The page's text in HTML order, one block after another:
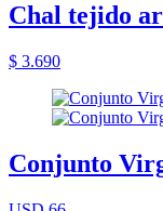
Chal tejido
$ 3.690
Conjunto